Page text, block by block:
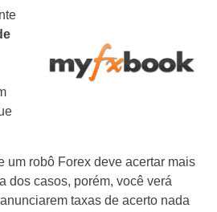
um robô Forex deve acertar mais
dos casos, porém, você verá
taxas de acerto nada